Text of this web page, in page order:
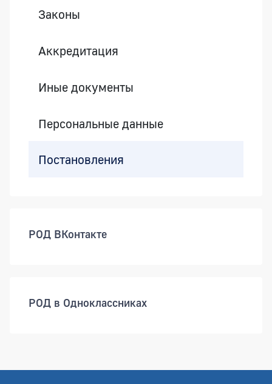
Законы
Аккредитация
Иные документы
Персональные данные
Постановления
РОД ВКонтакте
РОД в Одноклассниках